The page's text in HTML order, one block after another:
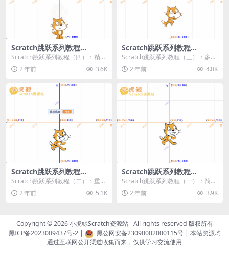
Scratch跳跃系列教程
（四）：精准着陆
Scratch跳跃系列教程（四）：精准
着陆 作者：小虎鲸Scratch资源站
... 2 年前 3.6K
Scratch跳跃系列教程
（三）：多段跳跃
Scratch跳跃系列教程（三）：多段
跳跃 作者：小虎鲸Scratch资源站
连...2 年前 4.0K
Scratch跳跃系列教程
（二）：重力跳跃
Scratch跳跃系列教程（二）：重力
跳跃 作者：小虎鲸Scratch资源站
按...2 年前 5.1K
Scratch跳跃系列教程
（一）：简单跳跃
Scratch跳跃系列教程（一）：简单
跳跃 作者：小虎鲸Scratch资源站
按...2 年前 3.9K
Copyright © 2026小虎鲸Scratch资源站- All rights reserved 版权所有
黑ICP备2023009437号-2| 黑公网安备23090002000115号| 本站资源均
通过互联网公开渠道收集而来，仅供学习交流使用